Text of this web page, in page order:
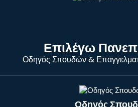
Επιλέγω
Οδηγός Σπουδών &
Οδηγός